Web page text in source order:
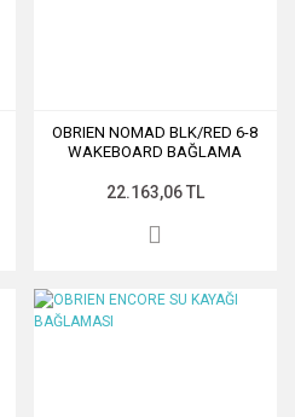
OBRIEN NOMAD BLK/RED 6-8
WAKEBOARD BAĞLAMA
22.163,06 TL